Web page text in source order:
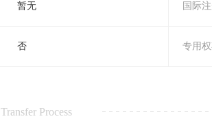
暂无 国际
否 专用权
Transfer Process